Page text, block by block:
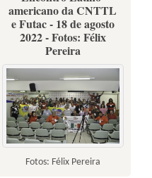
americano da CNTTL
e Futac - 18 de agosto
2022 - Fotos: Félix
Pereira
Fotos: Félix Pereira